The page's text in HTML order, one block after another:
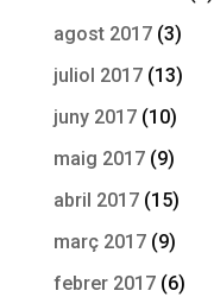
agost 2017(3)
juliol 2017(13)
juny 2017(10)
maig 2017(9)
abril 2017(15)
març 2017(9)
febrer 2017(6)